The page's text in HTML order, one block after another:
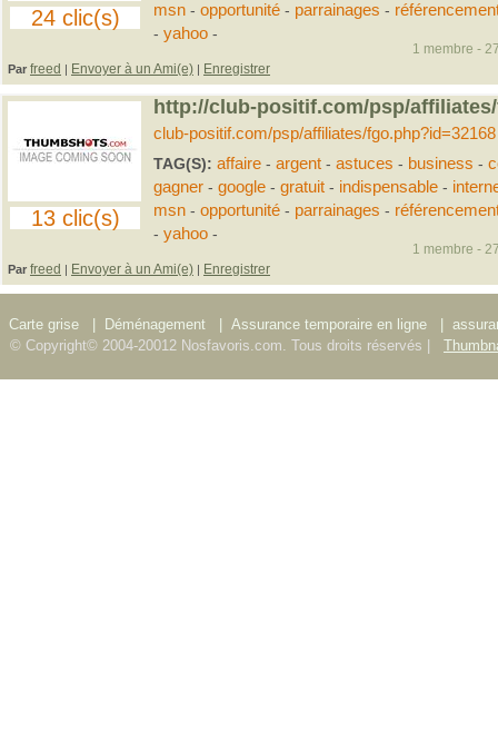
24 clic(s)
msn - opportunité- parrainages -
- yahoo-
Par freed | Envoyer à un Ami(e) | Enregistrer
1 membre -
13 clic(s)
http://club-positif.com/psp/
club-positif.com/psp/affiliates/fgo.php?id=32168
TAG(S): affaire- argent- astuces - business -
gagner- google- gratuit- indispensable-
msn - opportunité- parrainages -
- yahoo-
Par freed | Envoyer à un Ami(e) | Enregistrer
1 membre -
Carte grise Déménagement Assurance temporaire en ligne
© Copyright© 2004-20012 Nosfavoris.com. Tous droits réservés |